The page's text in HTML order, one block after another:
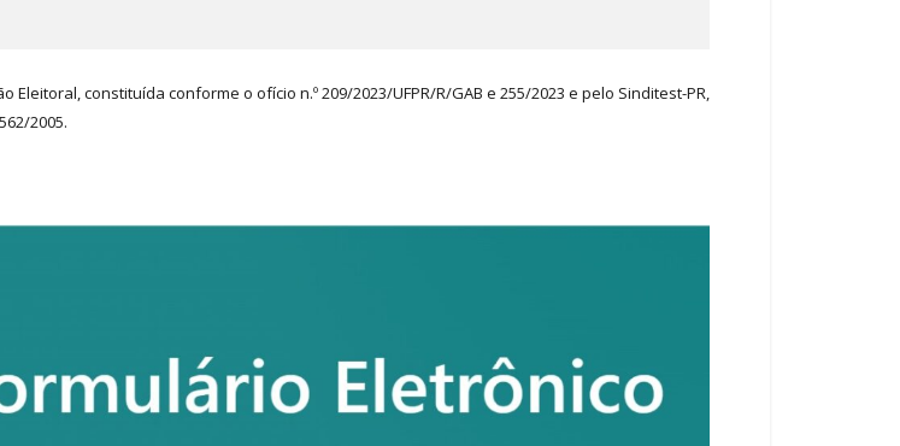
constituída conforme o ofício n.º 209/2023/UFPR/R/GAB e 255/2023 e pelo Sinditest-PR,
2005.